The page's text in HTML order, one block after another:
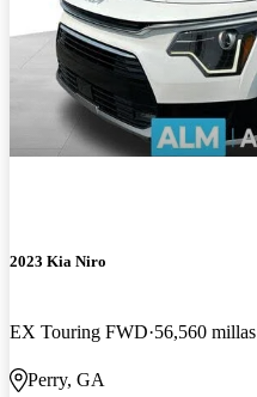
2023 Kia Niro
EX Touring FWD 56,560 millas
Perry, GA